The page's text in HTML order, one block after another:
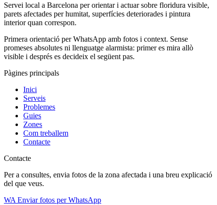
Servei local a Barcelona per orientar i actuar sobre floridura visible,
parets afectades per humitat, superfícies deteriorades i pintura
interior quan correspon.
Primera orientació per WhatsApp amb fotos i context. Sense
promeses absolutes ni llenguatge alarmista: primer es mira allò
visible i després es decideix el següent pas.
Pàgines principals
Inici
Serveis
Problemes
Guies
Zones
Com treballem
Contacte
Contacte
Per a consultes, envia fotos de la zona afectada i una breu explicació
del que veus.
WA Enviar fotos per WhatsApp